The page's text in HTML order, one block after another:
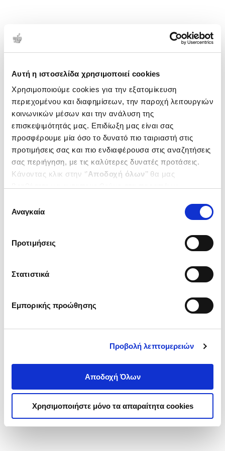
Αυτή η ιστοσελίδα χρησιμοποιεί cookies
Χρησιμοποιούμε cookies για την εξατομίκευση
περιεχομένου και διαφημίσεων, την παροχή λειτουργιών
κοινωνικών μέσων και την ανάλυση της
επισκεψιμότητάς μας. Επιδίωξη μας είναι σας
προσφέρουμε μία όσο το δυνατό πιο ταιριαστή στις
προτιμήσεις σας και πιο ενδιαφέρουσα στις αναζητήσεις
σας περιήγηση, με τις καλύτερες δυνατές προτάσεις.
Κάνοντας κλικ στην ‘’Αποδοχή όλων’’ θα μας
ενδιαφέρουν και να επιλέξετε από τα παρακάτω με την
΄΄και να ενημερωθείτε σχετικά με
συγκατάθεσης
Αναγκαία
Προτιμήσεις
Στατιστικά
Εμπορικής προώθησης
Προβολή λεπτομερειών
Αποδοχή Όλων
Χρησιμοποιήστε μόνο τα απαραίτητα cookies